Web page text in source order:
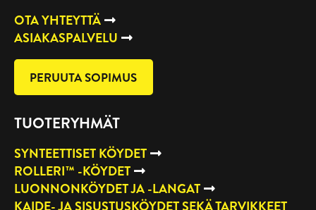
OTA YHTEYTTÄ
ASIAKASPALVELU
PERUUTA SOPIMUS
TUOTERYHMÄT
SYNTEETTISET KÖYDET
ROLLERI™ -KÖYDET
LUONNONKÖYDET JA -LANGAT
KAIDE- JA SISUSTUSKÖYDET SEKÄ TARVIKKEET